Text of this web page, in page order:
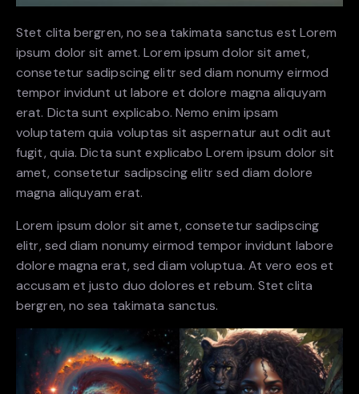
Stet clita bergren, no sea takimata sanctus est Lorem
ipsum dolor sit amet. Lorem ipsum dolor sit amet,
consetetur sadipscing elitr sed diam nonumy eirmod
tempor invidunt ut labore et dolore magna aliquyam
erat. Dicta sunt explicabo. Nemo enim ipsam
voluptatem quia voluptas sit aspernatur aut odit aut
fugit, quia. Dicta sunt explicabo Lorem ipsum dolor sit
amet, consetetur sadipscing elitr sed diam dolore
magna aliquyam erat.
Lorem ipsum dolor sit amet, consetetur sadipscing
elitr, sed diam nonumy eirmod tempor invidunt labore
dolore magna erat, sed diam voluptua. At vero eos et
accusam et justo duo dolores et rebum. Stet clita
bergren, no sea takimata sanctus.